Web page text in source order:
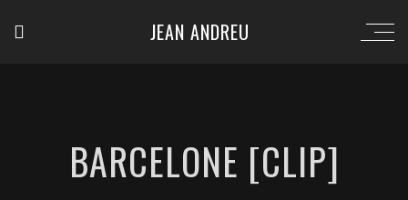
JEAN ANDREU
BARCELONE [CLIP]